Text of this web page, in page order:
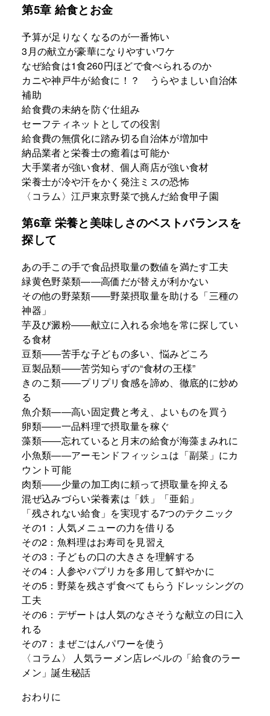
第5章 給食とお金
予算が足りなくなるのが一番怖い
3月の献立が豪華になりやすいワケ
なぜ給食は1食260円ほどで食べられるのか
カニや神戸牛が給食に！？ うらやましい自治体
補助
給食費の未納を防ぐ仕組み
セーフティネットとしての役割
給食費の無償化に踏み切る自治体が増加中
納品業者と栄養士の癒着は可能か
大手業者が強い食材、個人商店が強い食材
栄養士が冷や汗をかく発注ミスの恐怖
〈コラム〉江戸東京野菜で挑んだ給食甲子園
第6章 栄養と美味しさのベストバランスを
探して
あの手この手で食品摂取量の数値を満たす工夫
緑黄色野菜類――高価だが替えが利かない
その他の野菜類――野菜摂取量を助ける「三種の
神器」
芋及び澱粉――献立に入れる余地を常に探してい
る食材
豆類――苦手な子どもの多い、悩みどころ
豆製品類――苦労知らずの“食材の王様”
きのこ類――プリプリ食感を諦め、徹底的に炒め
る
魚介類――高い固定費と考え、よいものを買う
卵類――一品料理で摂取量を稼ぐ
藻類――忘れていると月末の給食が海藻まみれに
小魚類――アーモンドフィッシュは「副菜」にカ
ウント可能
肉類――少量の加工肉に頼って摂取量を抑える
混ぜ込みづらい栄養素は「鉄」「亜鉛」
「残されない給食」を実現する7つのテクニック
その1：人気メニューの力を借りる
その2：魚料理はお寿司を見習え
その3：子どもの口の大きさを理解する
その4：人参やパプリカを多用して鮮やかに
その5：野菜を残さず食べてもらうドレッシングの
工夫
その6：デザートは人気のなさそうな献立の日に入
れる
その7：まぜごはんパワーを使う
〈コラム〉 人気ラーメン店レベルの「給食のラー
メン」誕生秘話
おわりに